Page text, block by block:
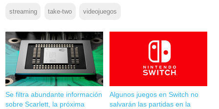
streaming take-two videojuegos
Se filtra abundante información
sobre Scarlett, la próxima
Algunos juegos en Switch no
salvarán las partidas en la